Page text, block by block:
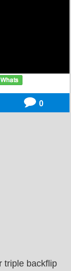
0
triple backflip